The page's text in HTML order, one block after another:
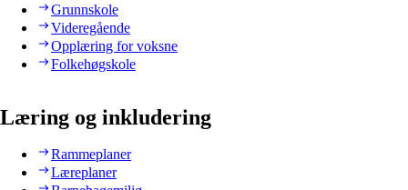
Grunnskole
Videregående
Opplæring for voksne
Folkehøgskole
Læring og inkludering
Rammeplaner
Læreplaner